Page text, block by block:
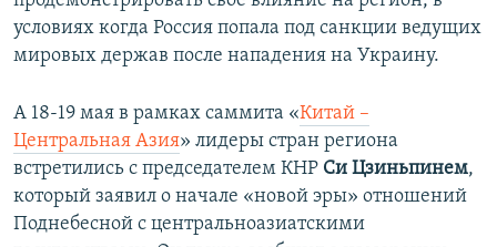
условиях когда Россия попала под санкции ведущих
мировых держав после нападения на Украину.
А 18-19 мая в рамках саммита «Китай –
Центральная Азия» лидеры стран региона
встретились с председателем КНР Си Цзиньпинем,
который заявил о начале «новой эры» отношений
Поднебесной с центральноазиатскими